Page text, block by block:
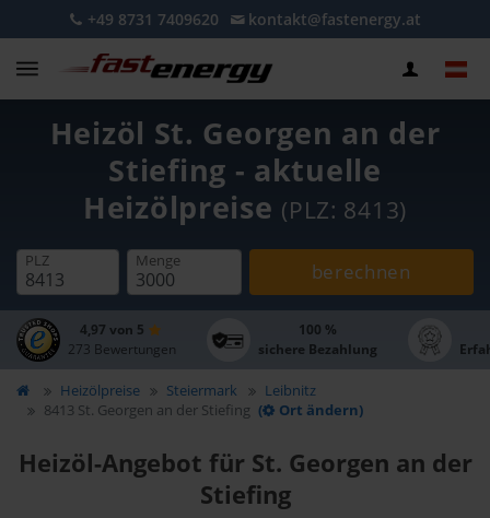
+49 8731 7409620 kontakt@fastenergy.at
Heizöl St. Georgen an der
Stiefing - aktuelle
Heizölpreise (PLZ: 8413)
PLZ Menge berechnen
4,97 von 5
273 Bewertungen
100 %
sichere Bezahlung
Heizölpreise Steiermark
Leibnitz
8413 St. Georgen an der Stiefing ( Ort ändern)
Heizöl-Angebot für St. Georgen an der
Stiefing